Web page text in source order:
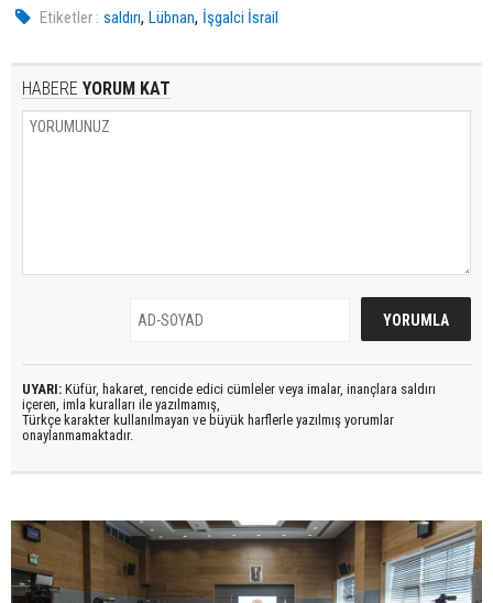
Etiketler : saldırı,Lübnan, İşgalci İsrail
HABERE YORUM KAT
UYARI: Küfür, hakaret, rencide edici cümleler veya imalar, inançlara saldırı
içeren, imla kuralları ile yazılmamış,
Türkçe karakter kullanılmayan ve büyük harflerle yazılmış yorumlar
onaylanmamaktadır.